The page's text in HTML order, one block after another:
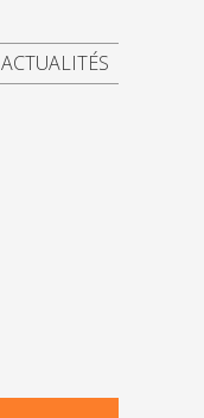
ACTUALITÉS